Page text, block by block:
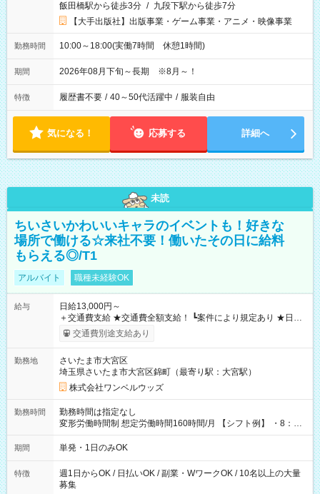
飯田橋駅から徒歩3分 / 九段下駅から徒歩7分
【大手出版社】出版事業・ゲーム事業・アニメ・映像事業
勤務時間 10:00～18:00(実働7時間 休憩1時間)
期間 2026年08月下旬～長期 ※8月～！
特徴 履歴書不要 / 40～50代活躍中 / 服装自由
気になる！ 応募する 詳細へ
未読
ちいさいかわいいキャラのイベントも！好きな
場所で働ける☆来社不要！働いたその日に給料
もらえる◎/T1
アルバイト 職種未経験OK
給与
日給13,000円～
＋交通費支給 ★交通費全額支給！ ┗案件により規定あり ★日払
いOK！（規定あり） ┗働いたその日に現金GET♪ お仕事後はコ
ンビニATMから 日払い分を引き落とせます！ 【試用期間】試
交通費別途支給あり
勤務地
さいたま市大宮区
埼玉県さいたま市大宮区錦町（最寄り駅：大宮駅）
株式会社ワンベルウッズ
勤務時間
勤務時間は指定なし
変形労働時間制 想定労働時間160時間/月 【シフト例】 ・8：00
～21：00
期間 単発・1日のみOK
特徴
週1日からOK / 日払いOK / 副業・WワークOK / 10名以上の大量
募集